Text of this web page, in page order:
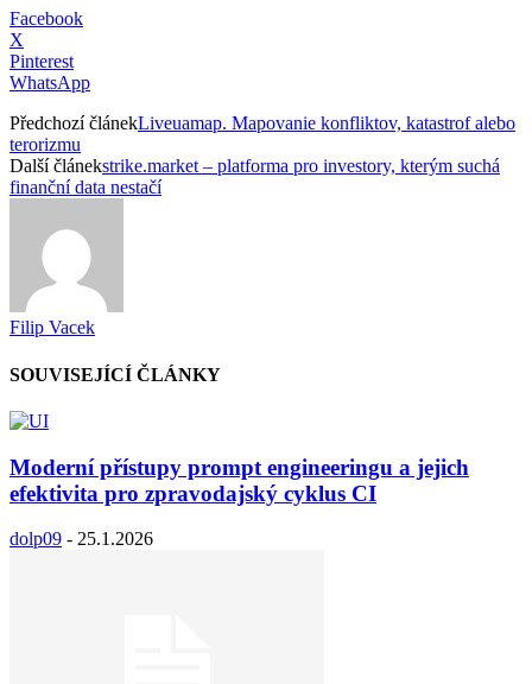
Facebook
X
Pinterest
WhatsApp
Předchozí článekLiveuamap. Mapovanie konfliktov, katastrof alebo
terorizmu
Další článekstrike.market – platforma pro investory, kterým suchá
finanční data nestačí
Filip Vacek
SOUVISEJÍCÍ ČLÁNKY
Moderní přístupy prompt engineeringu a jejich
efektivita pro zpravodajský cyklus CI
dolp09 - 25.1.2026